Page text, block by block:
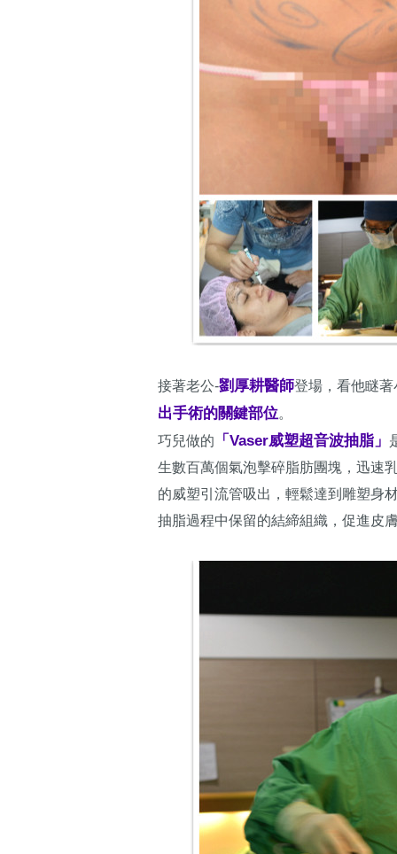
接著老公-劉厚耕醫師登場，看他瞇
出手術的關鍵部位。
巧兒做的
「Vaser威塑超音波抽脂」
生數百萬個氣泡擊碎脂肪團塊，迅速
的威塑引流管吸出，輕鬆達到雕塑身
抽脂過程中保留的結締組織，促進皮